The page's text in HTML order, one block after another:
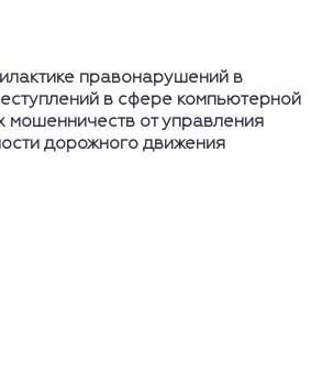
правонарушений в
в сфере компьютерной
мошенничеств от управления
дорожного движения